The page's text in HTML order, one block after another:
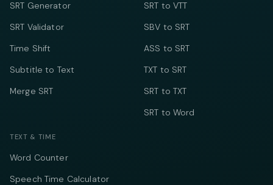
SRT Generator
SRT Validator
Time Shift
Subtitle to Text
Merge SRT
SRT to VTT
SBV to SRT
ASS to SRT
TXT to SRT
SRT to TXT
SRT to Word
TEXT & TIME
Word Counter
Speech Time Calculator